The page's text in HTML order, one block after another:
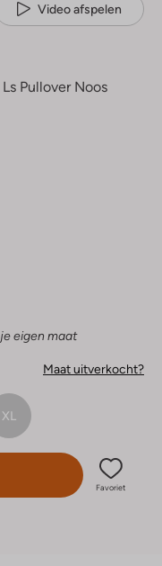
Video afspelen
Pullover Noos
eigen maat
Maat uitverkocht?
XL
Favoriet